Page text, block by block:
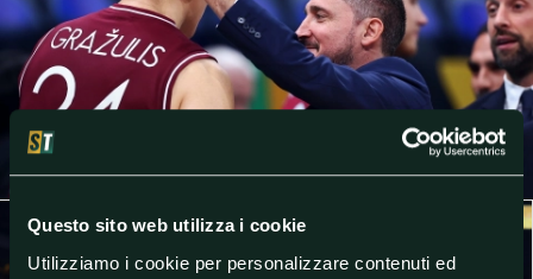
Questo sito web utilizza i cookie
Utilizziamo i cookie per personalizzare contenuti ed